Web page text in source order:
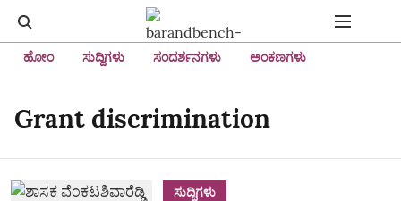
ಹೋಂ ಸುದ್ದಿಗಳು ಸಂದರ್ಶನಗಳು ಅಂಕಣಗಳು
Grant discrimination
ಸುದ್ದಿಗಳು